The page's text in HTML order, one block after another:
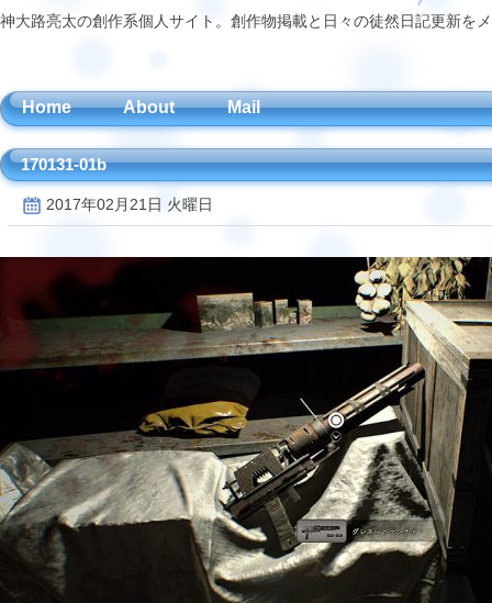
神大路亮太の創作系個人サイト。創作物掲載と日々の徒然日記更新
Home About Mail
170131-01b
2017年02月21日 火曜日